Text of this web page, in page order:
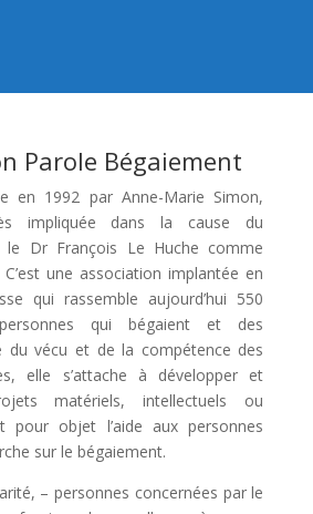
Parole Bégaiement
en 1992 par Anne-Marie Simon,
impliquée dans la cause du
le Dr François Le Huche comme
une association implantée en
qui rassemble aujourd’hui 550
qui bégaient et des
du vécu et de la compétence des
elle s’attache à développer et
matériels, intellectuels ou
pour objet l’aide aux personnes
sur le bégaiement.
– personnes concernées par le